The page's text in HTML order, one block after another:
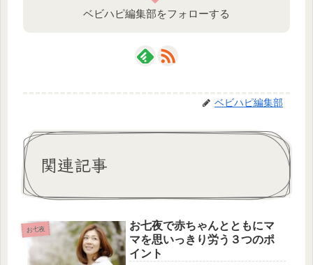
ベビハピ編集部をフォローする
ベビハピ編集部
関連記事
お七夜
お七夜で赤ちゃんとともにマ
マを思いっきり労う３つのポ
イント